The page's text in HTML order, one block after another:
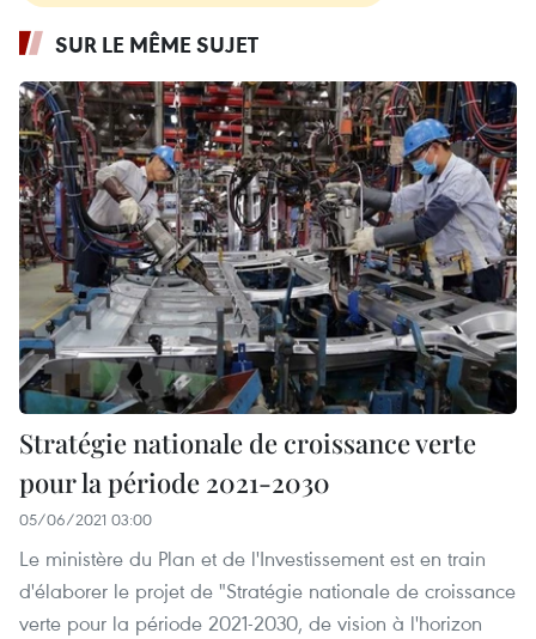
SUR LE MÊME SUJET
Stratégie nationale de croissance verte
pour la période 2021-2030
05/06/2021 03:00
Le ministère du Plan et de l'Investissement est en train
d'élaborer le projet de "Stratégie nationale de croissance
verte pour la période 2021-2030, de vision à l'horizon